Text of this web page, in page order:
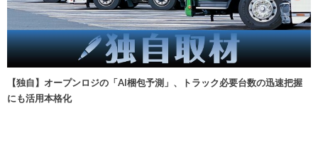
【独自】オープンロジの「AI梱包予測」、トラック必要台数の迅速把握
にも活用本格化